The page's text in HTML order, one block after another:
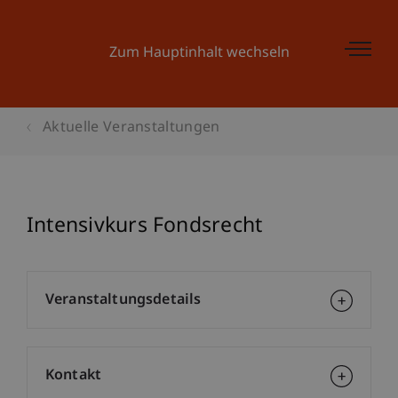
Zum Hauptinhalt wechseln
Aktuelle Veranstaltungen
Intensivkurs Fondsrecht
Veranstaltungsdetails
Kontakt